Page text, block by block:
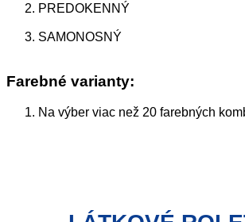
PREDOKENNÝ
SAMONOSNÝ
Farebné varianty:
Na výber viac než 20 farebných